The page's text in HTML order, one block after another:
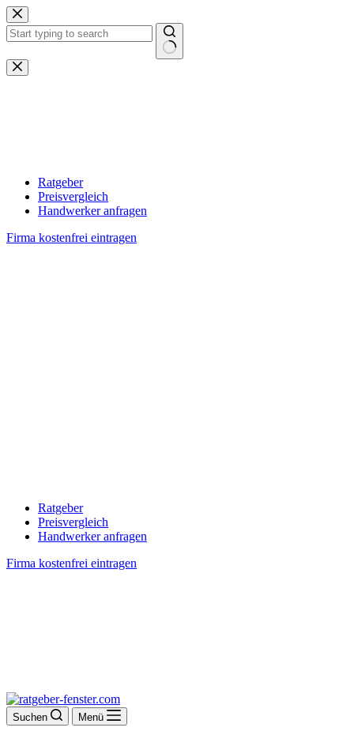
Zum
Inhalt
springen
Keine
Ergebnisse
Ratgeber
Preisvergleich
Handwerker anfragen
Firma kostenfrei eintragen
Ratgeber
Preisvergleich
Handwerker anfragen
Firma kostenfrei eintragen
Suchen Menü